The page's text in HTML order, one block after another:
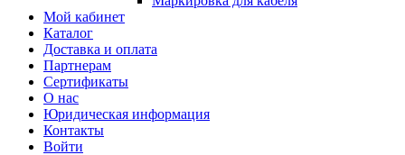
Мой кабинет
Каталог
Доставка и оплата
Партнерам
Сертификаты
О нас
Юридическая информация
Контакты
Войти